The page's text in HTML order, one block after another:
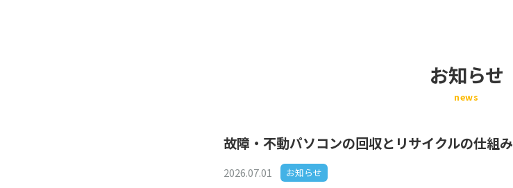
お知らせ
news
故障・不動パソコンの回収とリサイクルの仕組み
2026.07.01 お知らせ